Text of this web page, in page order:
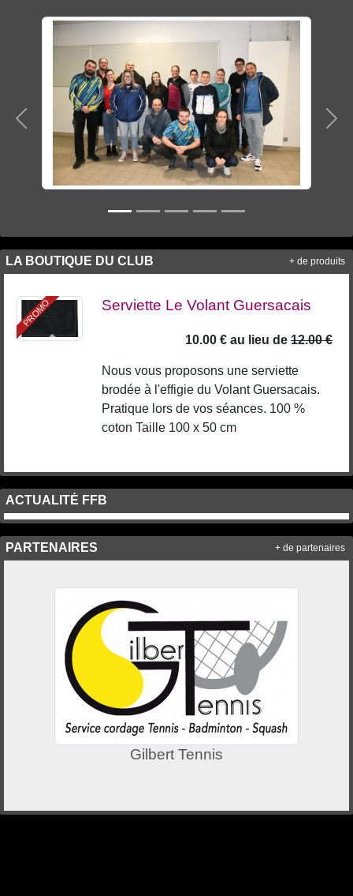
Précedent
LA BOUTIQUE DU CLUB
PROMO Serviette Le Volant Guersacais
10.00 € au lieu de 12.00 €
Nous vous proposons une serviette
brodée à l'effigie du Volant Guersacais.
Pratique lors de vos séances. 100 %
coton Taille 100 x 50 cm
+ de produits
ACTUALITÉ FFB
PARTENAIRES
Gilbert Tennis
+ de partenaires